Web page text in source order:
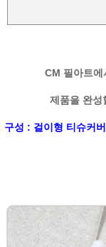
CM 필아트에
제품을 완성
구성 : 걸이형 티슈커